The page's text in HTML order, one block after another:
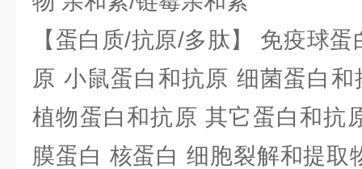
【蛋白质/抗原/多肽】 免疫球
原 小鼠蛋白和抗原 细菌蛋白
植物蛋白和抗原 其它蛋白和抗
膜蛋白 核蛋白 细胞裂解和提取